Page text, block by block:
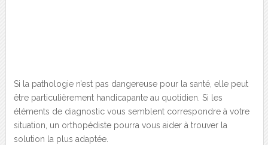
Si la pathologie n’est pas dangereuse pour la santé, elle peut
être particulièrement handicapante au quotidien. Si les
éléments de diagnostic vous semblent correspondre à votre
situation, un orthopédiste pourra vous aider à trouver la
solution la plus adaptée.